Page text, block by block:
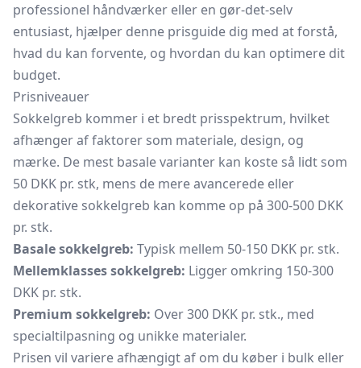
professionel håndværker eller en gør-det-selv
entusiast, hjælper denne prisguide dig med at forstå,
hvad du kan forvente, og hvordan du kan optimere dit
budget.
Prisniveauer
Sokkelgreb kommer i et bredt prisspektrum, hvilket
afhænger af faktorer som materiale, design, og
mærke. De mest basale varianter kan koste så lidt som
50 DKK pr. stk, mens de mere avancerede eller
dekorative sokkelgreb kan komme op på 300-500 DKK
pr. stk.
Basale sokkelgreb: Typisk mellem 50-150 DKK pr. stk.
Mellemklasses sokkelgreb: Ligger omkring 150-300
DKK pr. stk.
Premium sokkelgreb: Over 300 DKK pr. stk., med
specialtilpasning og unikke materialer.
Prisen vil variere afhængigt af om du køber i bulk eller